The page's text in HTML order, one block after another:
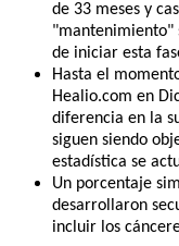
de 33 meses y
"mantenimiento"
de iniciar esta
Hasta el
Healio.com en
diferencia en la
siguen siendo
estadística se
Un porcentaje
desarrollaron
incluir los